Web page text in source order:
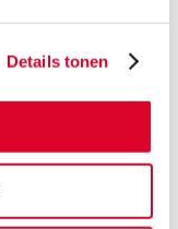
Details tonen